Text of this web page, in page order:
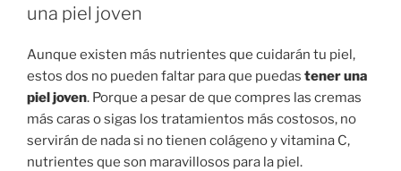
una piel joven
Aunque existen más nutrientes que cuidarán tu piel,
estos dos no pueden faltar para que puedas tener una
piel joven. Porque a pesar de que compres las cremas
más caras o sigas los tratamientos más costosos, no
servirán de nada si no tienen colágeno y vitamina C,
nutrientes que son maravillosos para la piel.